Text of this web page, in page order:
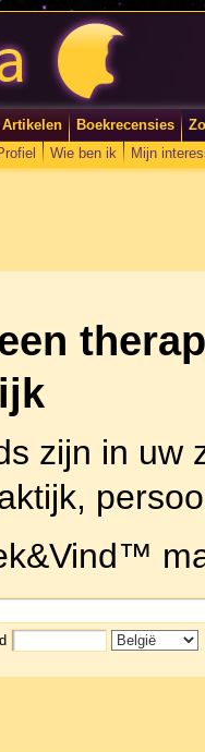
Artikelen Boekrecensies
Wie ben ik Mijn
zijn in uw